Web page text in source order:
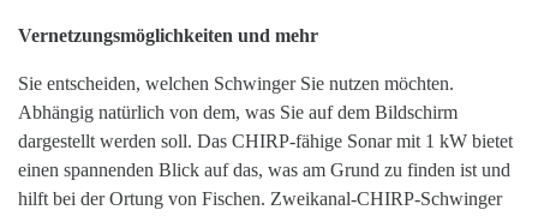
Vernetzungsmöglichkeiten und mehr
Sie entscheiden, welchen Schwinger Sie nutzen möchten.
Abhängig natürlich von dem, was Sie auf dem Bildschirm
dargestellt werden soll. Das CHIRP-fähige Sonar mit 1 kW bietet
einen spannenden Blick auf das, was am Grund zu finden ist und
hilft bei der Ortung von Fischen. Zweikanal-CHIRP-Schwinger